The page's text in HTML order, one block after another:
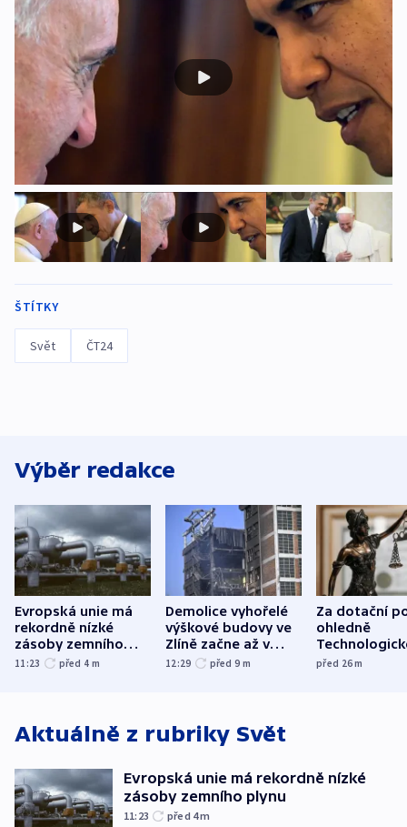
ŠTÍTKY
Svět ČT24
Výběr redakce
Evropská unie má
rekordně nízké
zásoby zemního
plynu
11:23 před 4 m
Demolice vyhořelé
výškové budovy ve
Zlíně začne až v
následujících dnech
12:29 před 9 m
Za dotační
ohledně
parku poslal
před 26m
Aktuálně z rubriky Svět
Evropská unie má rekordně nízké
zásoby zemního plynu
11:23 před 4m